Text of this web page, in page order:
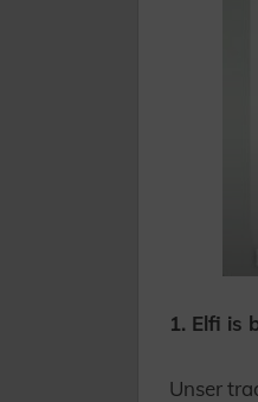
1. Elfi is
Unser